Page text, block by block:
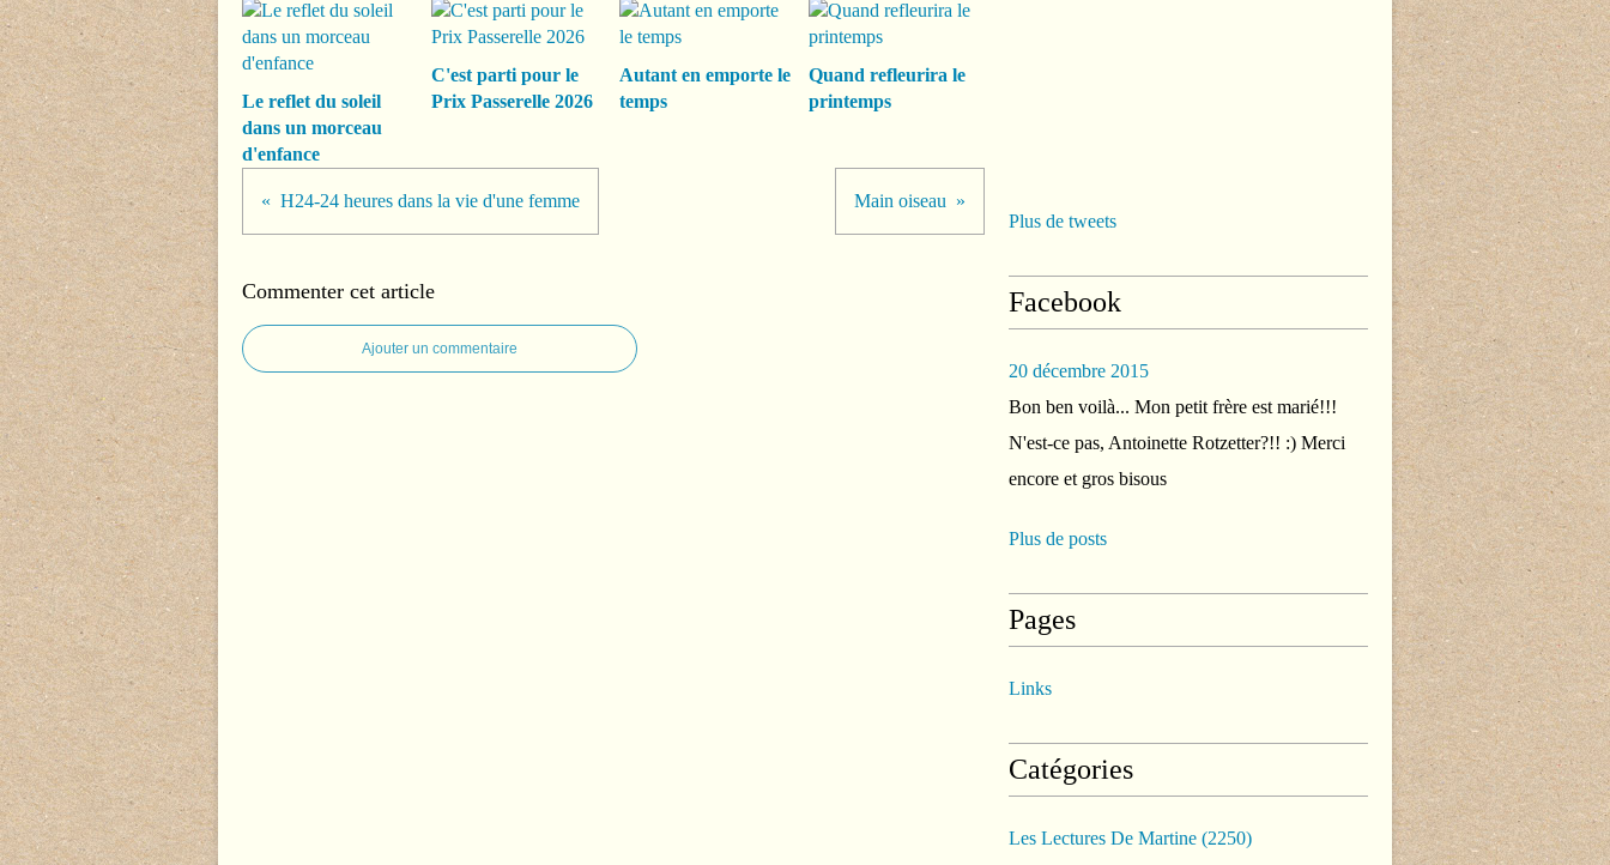
Le reflet du soleil
dans un morceau
d'enfance
C'est parti pour le
Prix Passerelle 2026
Autant en emporte le
temps
Quand refleurira le
printemps
H24-24 heures dans la vie d'une femme Main oiseau
Commenter cet article
Ajouter un commentaire
Plus de tweets
Facebook
20 décembre 2015
Bon ben voilà... Mon petit frère est marié!!!
N'est-ce pas, Antoinette Rotzetter?!! :) Merci
encore et gros bisous
Plus de posts
Pages
Links
Catégories
Les Lectures De Martine (2250)